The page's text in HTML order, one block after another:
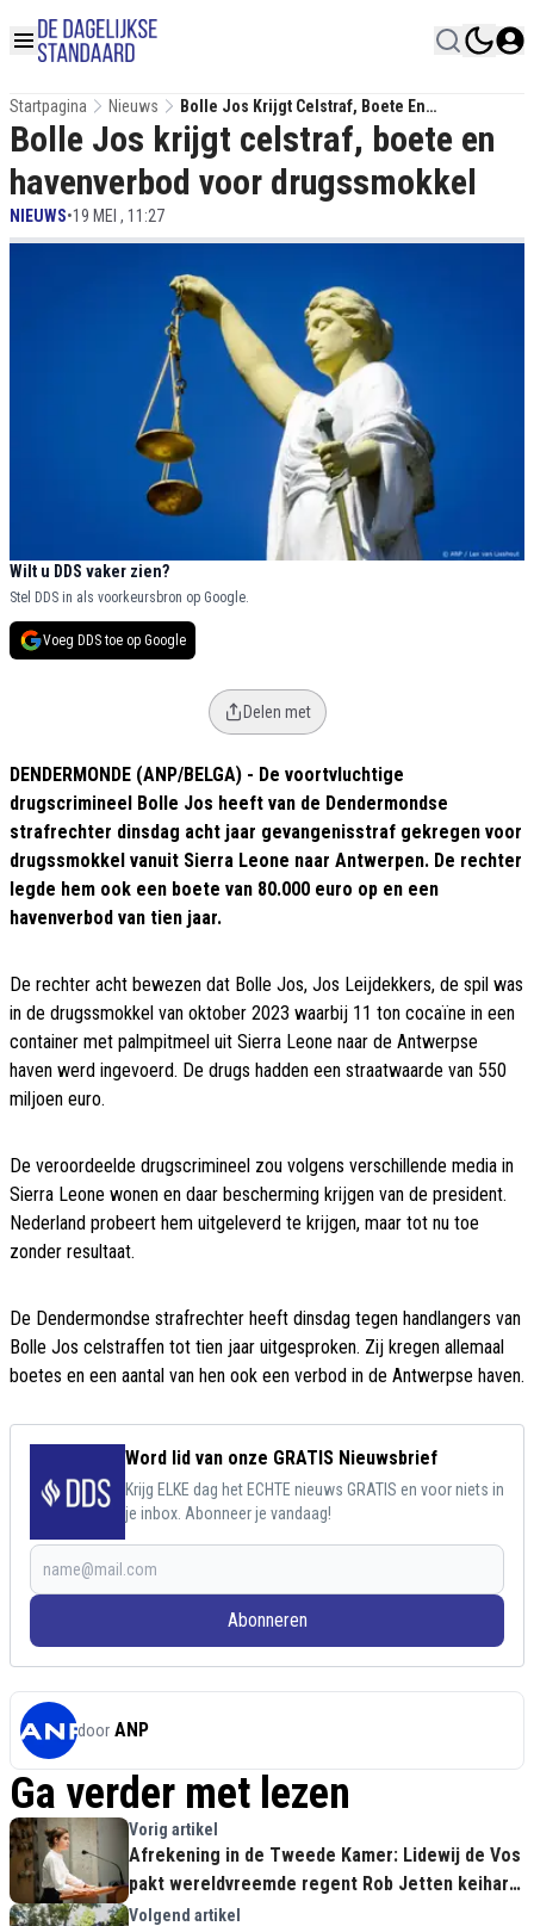
Startpagina Nieuws
Bolle Jos Krijgt Celstraf, Boete En
Havenverbod Voor Drugssmokkel
Bolle Jos krijgt celstraf, boete en
havenverbod voor drugssmokkel
NIEUWS•19 MEI , 11:27
Wilt u DDS vaker zien?
Stel DDS in als voorkeursbron op Google.
Voeg DDS toe op Google
Delen met
DENDERMONDE (ANP/BELGA) - De voortvluchtige
drugscrimineel Bolle Jos heeft van de Dendermondse
strafrechter dinsdag acht jaar gevangenisstraf gekregen voor
drugssmokkel vanuit Sierra Leone naar Antwerpen. De rechter
legde hem ook een boete van 80.000 euro op en een
havenverbod van tien jaar.
De rechter acht bewezen dat Bolle Jos, Jos Leijdekkers, de spil was
in de drugssmokkel van oktober 2023 waarbij 11 ton cocaïne in een
container met palmpitmeel uit Sierra Leone naar de Antwerpse
haven werd ingevoerd. De drugs hadden een straatwaarde van 550
miljoen euro.
De veroordeelde drugscrimineel zou volgens verschillende media in
Sierra Leone wonen en daar bescherming krijgen van de president.
Nederland probeert hem uitgeleverd te krijgen, maar tot nu toe
zonder resultaat.
De Dendermondse strafrechter heeft dinsdag tegen handlangers van
Bolle Jos celstraffen tot tien jaar uitgesproken. Zij kregen allemaal
boetes en een aantal van hen ook een verbod in de Antwerpse haven.
Word lid van onze GRATIS Nieuwsbrief
Krijg ELKE dag het ECHTE nieuws GRATIS en voor niets in
je inbox. Abonneer je vandaag!
Abonneren
door ANP
Ga verder met lezen
Vorig artikel
Afrekening in de Tweede Kamer: Lidewij de Vos
pakt wereldvreemde regent Rob Jetten keihard
aan om negeren van bezorgde burgers
Volgend artikel